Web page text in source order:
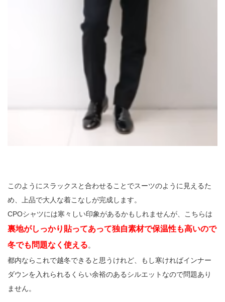
このようにスラックスと合わせることでスーツのように見えるた
め、上品で大人な着こなしが完成します。
CPOシャツには寒々しい印象があるかもしれませんが、こちらは
裏地がしっかり貼ってあって独自素材で保温性も高いので
冬でも問題なく使える。
都内ならこれで越冬できると思うけれど、もし寒ければインナー
ダウンを入れられるくらい余裕のあるシルエットなので問題あり
ません。